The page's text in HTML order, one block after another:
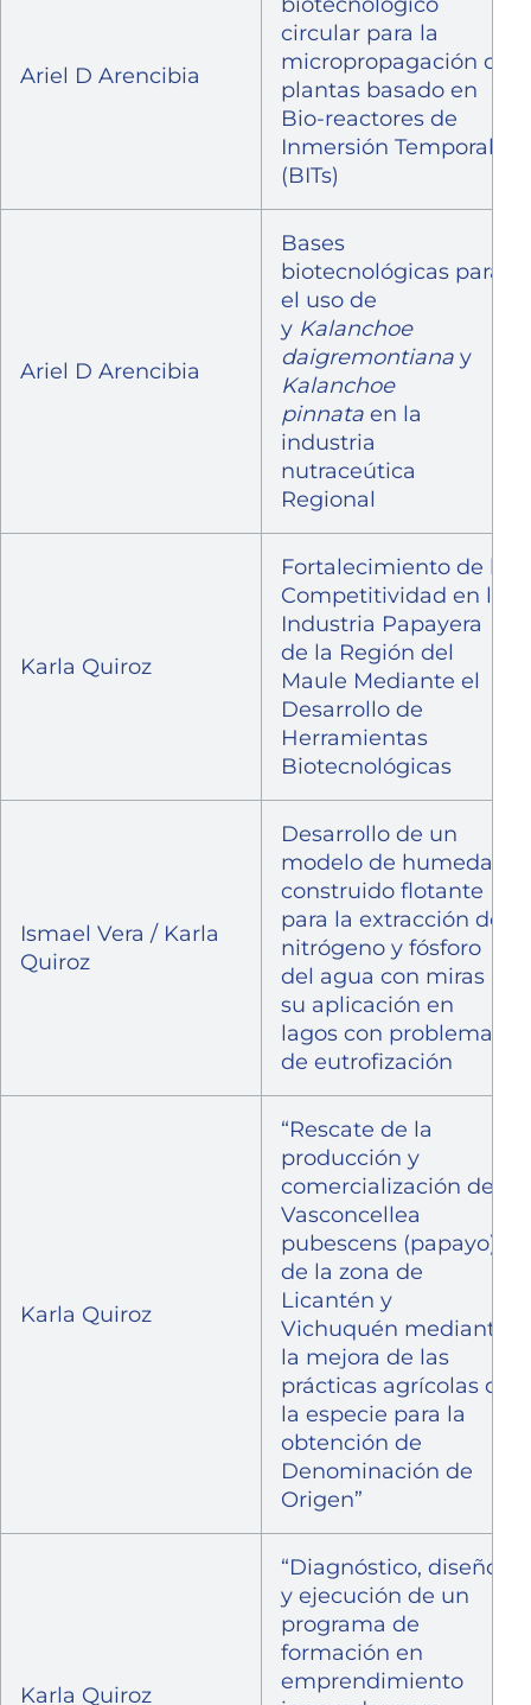
Ariel D Arencibia
circular para la
micropropagación de
plantas basado en
Bio-reactores de
Inmersión Temporal
(BITs)
Ariel D Arencibia
Bases
biotecnológicas para
el uso de
y Kalanchoe
daigremontiana y
Kalanchoe
pinnata en la
industria
nutraceútica
Regional
Karla Quiroz
Fortalecimiento de la
Competitividad en la
Industria Papayera
de la Región del
Maule Mediante el
Desarrollo de
Herramientas
Biotecnológicas
Ismael Vera / Karla
Quiroz
Desarrollo de un
modelo de humedal
construido flotante
para la extracción de
nitrógeno y fósforo
del agua con miras a
su aplicación en
lagos con problemas
de eutrofización
Karla Quiroz
“Rescate de la
producción y
comercialización de
Vasconcellea
pubescens (papayo)
de la zona de
Licantén y
Vichuquén mediante
la mejora de las
prácticas agrícolas de
la especie para la
obtención de
Denominación de
Origen”
Karla Quiroz
“Diagnóstico, diseño
y ejecución de un
programa de
formación en
emprendimiento